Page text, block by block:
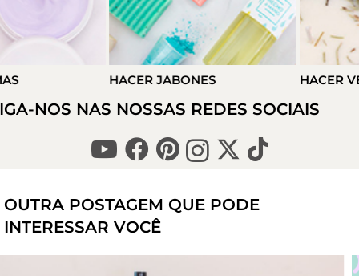
JABONES HACER VELAS
NOS NAS NOSSAS REDES SOCIAIS
OUTRA POSTAGEM QUE PODE
INTERESSAR VOCÊ